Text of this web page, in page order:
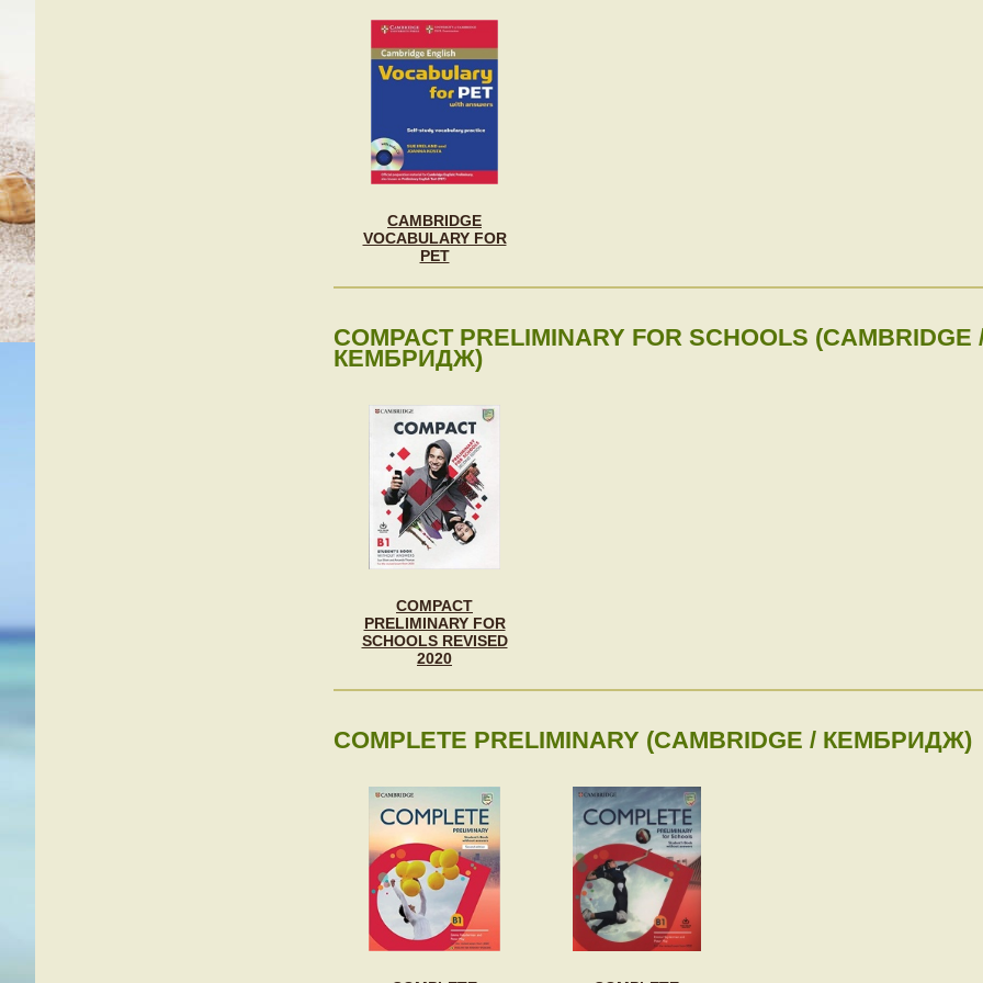
CAMBRIDGE
VOCABULARY FOR
PET
COMPACT PRELIMINARY FOR SCHOOLS (CAMBRIDGE
КЕМБРИДЖ)
COMPACT
PRELIMINARY FOR
SCHOOLS REVISED
2020
COMPLETE PRELIMINARY (CAMBRIDGE / КЕМБРИДЖ)